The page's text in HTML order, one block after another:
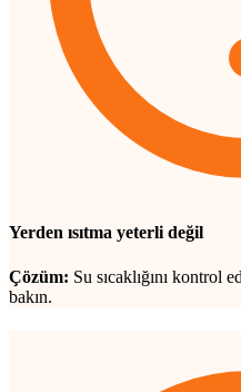
Yerden ısıtma yeterli değil
Çözüm: Su sıcaklığını kontrol
bakın.